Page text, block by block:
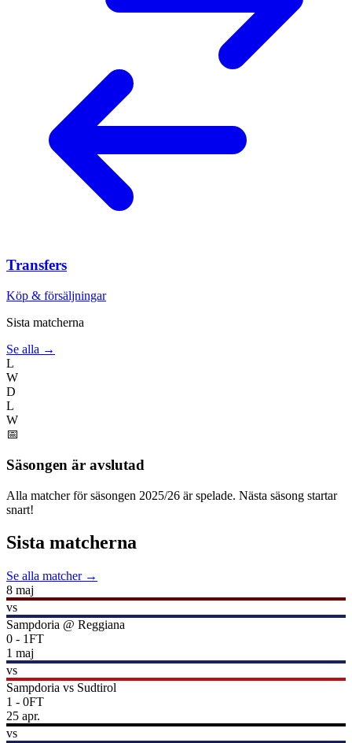
Transfers
Köp & försäljningar
Sista matcherna
Se alla →
L
W
D
L
W
📅
Säsongen är avslutad
Alla matcher för säsongen 2025/26 är spelade. Nästa säsong startar
snart!
Sista matcherna
Se alla matcher →
8 maj
vs
Sampdoria @ Reggiana
0 - 1FT
1 maj
vs
Sampdoria vs Sudtirol
1 - 0FT
25 apr.
vs